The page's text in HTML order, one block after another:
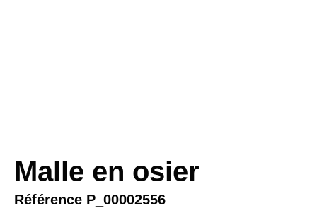
Malle en osier
Référence P_00002556